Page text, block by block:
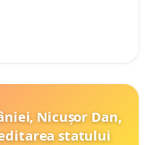
Nicușor Dan,
statului